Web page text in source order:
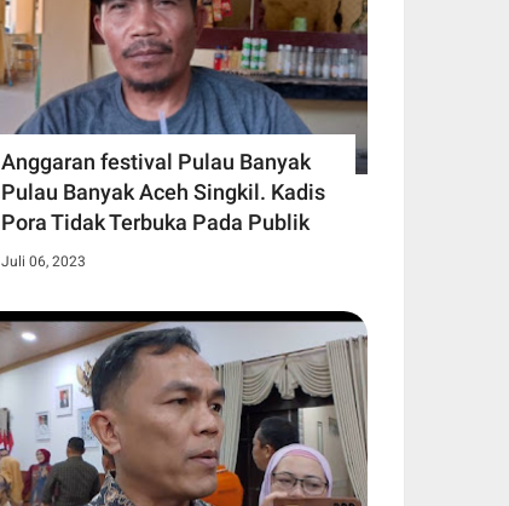
Anggaran festival Pulau Banyak
Pulau Banyak Aceh Singkil. Kadis
Pora Tidak Terbuka Pada Publik
Juli 06, 2023